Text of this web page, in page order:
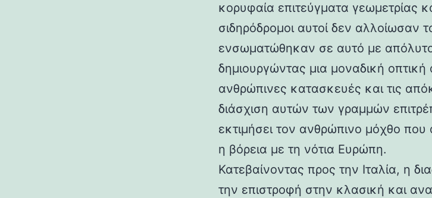
κορυφαία επιτεύγματα γεωμετρίας
σιδηρόδρομοι αυτοί δεν αλλοίωσαν
ενσωματώθηκαν σε αυτό με
δημιουργώντας μια μοναδική
ανθρώπινες κατασκευές και τις
διάσχιση αυτών των γραμμών
εκτιμήσει τον ανθρώπινο μόχθο που
η βόρεια με τη νότια Ευρώπη.
Κατεβαίνοντας προς την Ιταλία, η
την επιστροφή στην κλασική και